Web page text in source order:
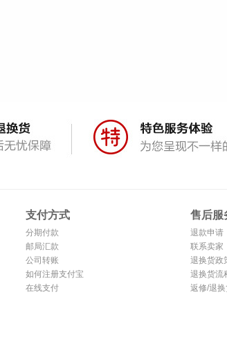
支付方式
分期付款
邮局汇款
公司转账
如何注册支付宝
在线支付
售后服
退款申请
联系卖家
退换货政
退换货流
返修/退